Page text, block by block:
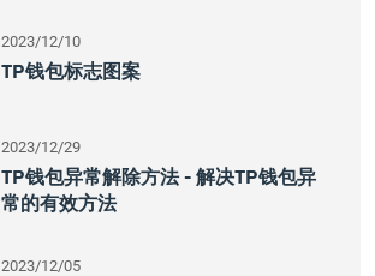
2023/12/10
TP钱包标志图案
2023/12/29
TP钱包异常解除方法 - 解决TP钱包异
常的有效方法
2023/12/05